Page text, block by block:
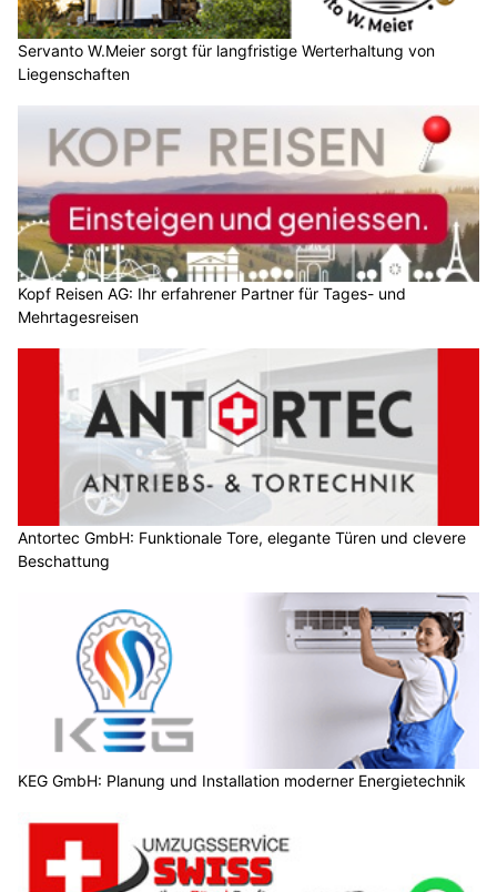
Servanto W.Meier sorgt für langfristige Werterhaltung von
Liegenschaften
Kopf Reisen AG: Ihr erfahrener Partner für Tages- und
Mehrtagesreisen
Antortec GmbH: Funktionale Tore, elegante Türen und clevere
Beschattung
KEG GmbH: Planung und Installation moderner Energietechnik